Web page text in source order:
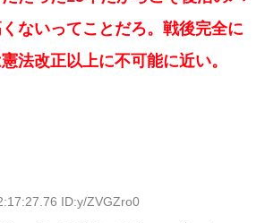
ないってことだろ。戦後完全に
法改正以上に不可能に近い。
ID:y/ZVGZro0